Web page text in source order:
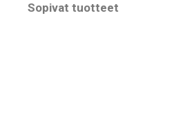
Sopivat tuotteet